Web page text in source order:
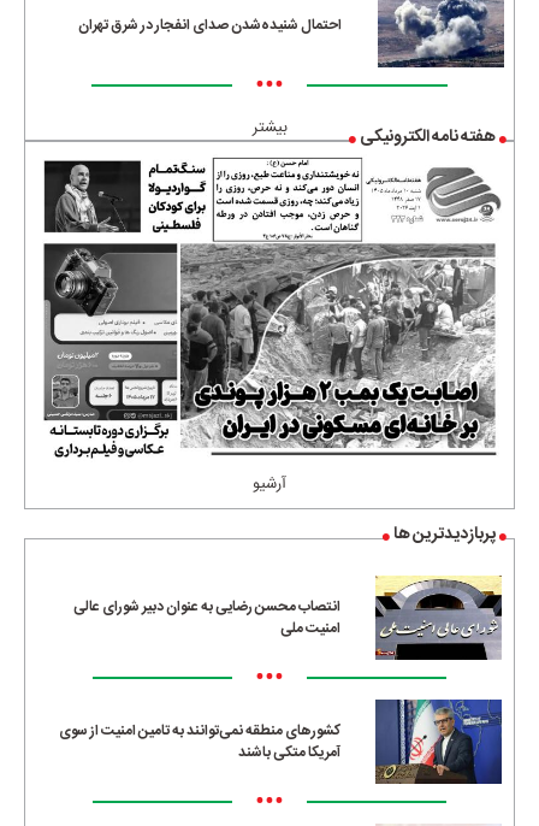
احتمال شنیده‌شدن صدای انفجار در شرق تهران
•••
بیشتر هفته نامه الکترونیکی
آرشیو
پربازدیدترین ها
انتصاب محسن رضایی به عنوان دبیر شورای عالی
امنیت ملی
•••
کشورهای منطقه نمی‌توانند به تامین امنیت از سوی
آمریکا متکی باشند
•••